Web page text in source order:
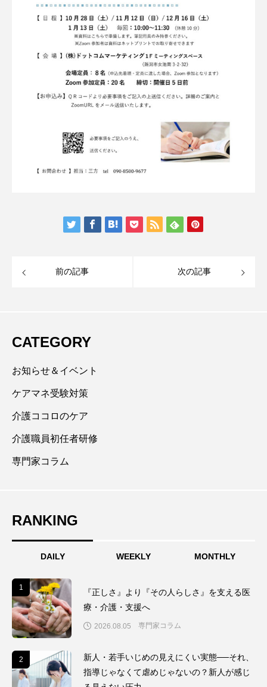
前の記事 次の記事
CATEGORY
お知らせ＆イベント
ケアマネ受験対策
介護ココロのケア
介護職員初任者研修
専門家コラム
RANKING
DAILY WEEKLY MONTHLY
1
『正しさ』より『その人らしさ』を支える医
療・介護・支援へ
2026.08.05 専門家コラム
2
新人・若手いじめの見えにくい実態──それ、
指導じゃなくて虐めじゃないの？新人が感じ